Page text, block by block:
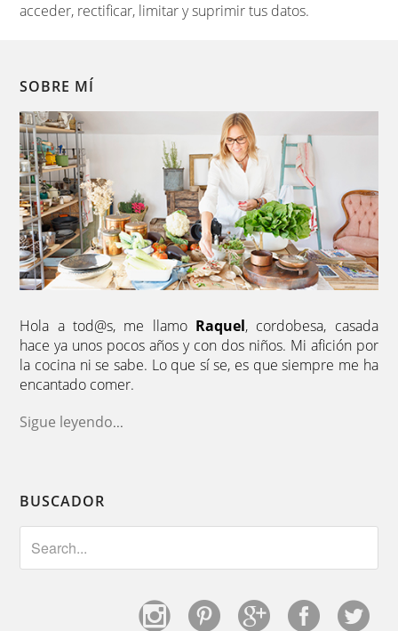
acceder, rectificar, limitar y suprimir tus datos.
SOBRE MÍ
Hola a tod@s, me llamo Raquel, cordobesa, casada
hace ya unos pocos años y con dos niños. Mi afición por
la cocina ni se sabe. Lo que sí se, es que siempre me ha
encantado comer.
Sigue leyendo...
BUSCADOR